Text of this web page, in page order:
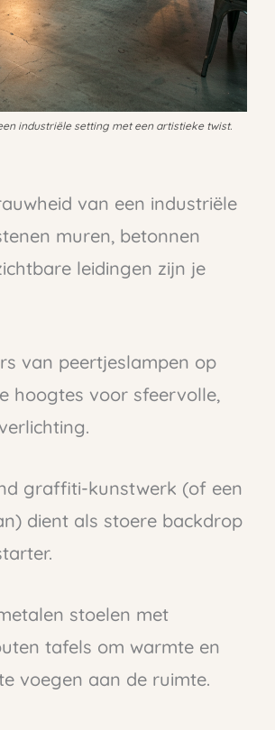
industriële setting met een artistieke twist.
van een industriële
muren, betonnen
leidingen zijn je
van peertjeslampen op
hoogtes voor sfeervolle,
graffiti-kunstwerk (of een
dient als stoere backdrop
stoelen met
tafels om warmte en
voegen aan de ruimte.